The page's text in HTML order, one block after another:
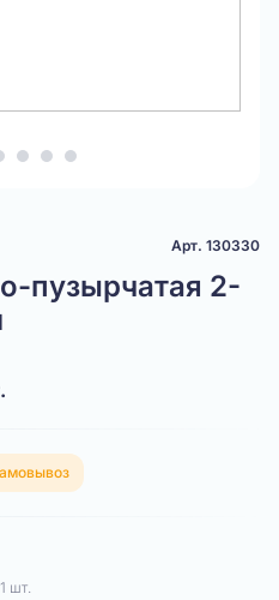
Арт. 130330
пузырчатая 2-
шт.